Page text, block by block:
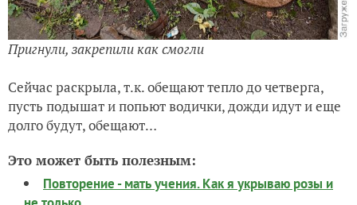
Пригнули, закрепили как смогли
Сейчас раскрыла, т.к. обещают тепло до четверга,
пусть подышат и попьют водички, дожди идут и еще
долго будут, обещают…
Это может быть полезным:
Повторение - мать учения. Как я укрываю розы и